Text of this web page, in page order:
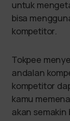
untuk
bisa
kompetitor.
Tokpee
andalan
kompetitor
kamu
akan semakin